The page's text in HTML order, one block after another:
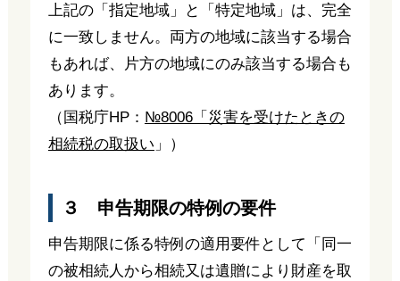
上記の「指定地域」と「特定地域」は、完全
に一致しません。両方の地域に該当する場合
もあれば、片方の地域にのみ該当する場合も
あります。
（国税庁HP： №8006「災害を受けたときの
相続税の取扱い 」）
３ 申告期限の特例の要件
申告期限に係る特例の適用要件として「同一
の被相続人から相続又は遺贈により財産を取